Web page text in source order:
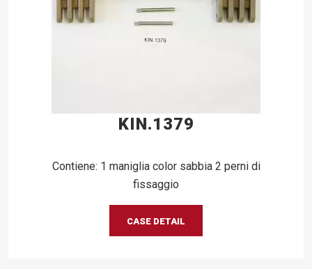
KIN.1379
Contiene: 1 maniglia color sabbia 2 perni di
fissaggio
CASE DETAIL